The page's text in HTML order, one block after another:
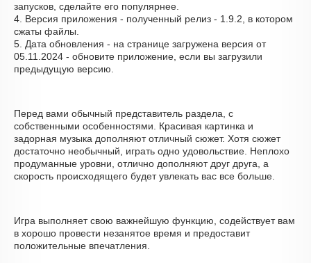
запусков, сделайте его популярнее.
4. Версия приложения - полученный релиз - 1.9.2, в котором
сжаты файлы.
5. Дата обновления - на странице загружена версия от
05.11.2024 - обновите приложение, если вы загрузили
предыдущую версию.
Перед вами обычный представитель раздела, с
собственными особенностями. Красивая картинка и
задорная музыка дополняют отличный сюжет. Хотя сюжет
достаточно необычный, играть одно удовольствие. Неплохо
продуманные уровни, отлично дополняют друг друга, а
скорость происходящего будет увлекать вас все больше.
Игра выполняет свою важнейшую функцию, содействует вам
в хорошо провести незанятое время и предоставит
положительные впечатления.